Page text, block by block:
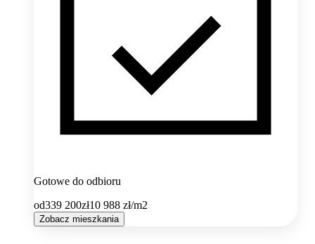
Gotowe do odbioru
od339 200zł10 988 zł/m2
Zobacz mieszkania